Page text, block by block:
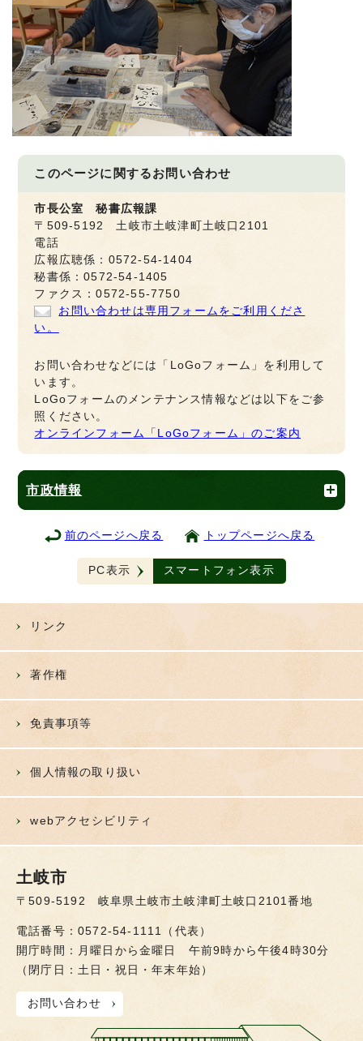
このページに関するお問い合わせ
市長公室 秘書広報課
〒509-5192 土岐市土岐津町土岐口2101
電話
広報広聴係：0572-54-1404
秘書係：0572-54-1405
ファクス：0572-55-7750
お問い合わせは専用フォームをご利用くださ
い。
お問い合わせなどには「LoGoフォーム」を利用して
います。
LoGoフォームのメンテナンス情報などは以下をご参
照ください。
オンラインフォーム「LoGoフォーム」のご案内
市政情報
前のページへ戻る トップページへ戻る
PC表示 スマートフォン表示
リンク
著作権
免責事項等
個人情報の取り扱い
webアクセシビリティ
土岐市
〒509-5192 岐阜県土岐市土岐津町土岐口2101番地
電話番号：0572-54-1111（代表）
開庁時間：月曜日から金曜日 午前9時から午後4時30分
（閉庁日：土日・祝日・年末年始）
お問い合わせ